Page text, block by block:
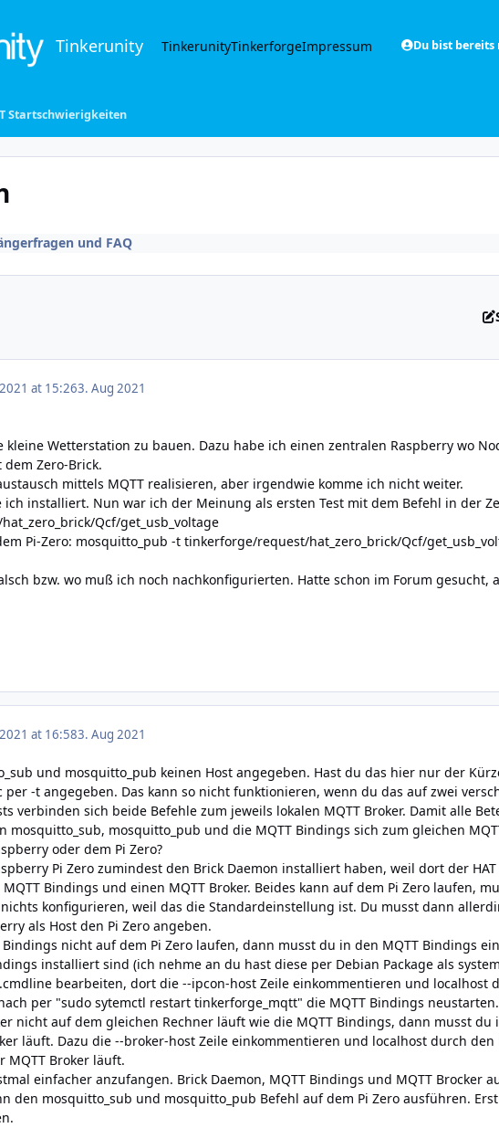
Tinkerunity TinkerunityTinkerforgeImpressum Du bist
Startschwierigkeiten
und FAQ
at 15:263. Aug 2021
Wetterstation zu bauen. Dazu habe ich einen zentralen Raspberry wo
Zero-Brick.
mittels MQTT realisieren, aber irgendwie komme ich nicht weiter.
ich installiert. Nun war ich der Meinung als ersten Test mit dem Befehl in der
Qcf/get_usb_voltage
Pi-Zero: mosquitto_pub -t tinkerforge/request/hat_zero_brick/Qcf/
bzw. wo muß ich noch nachkonfigurierten. Hatte schon im Forum gesucht,
at 16:583. Aug 2021
und mosquitto_pub keinen Host angegeben. Hast du das hier nur der
per -t angegeben. Das kann so nicht funktionieren, wenn du das auf zwei
verbinden sich beide Befehle zum jeweils lokalen MQTT Broker. Damit alle
mosquitto_sub, mosquitto_pub und die MQTT Bindings sich zum gleichen
oder dem Pi Zero?
Pi Zero zumindest den Brick Daemon installiert haben, weil dort der
Bindings und einen MQTT Broker. Beides kann auf dem Pi Zero laufen,
konfigurieren, weil das die Standardeinstellung ist. Du musst dann
als Host den Pi Zero angeben.
nicht auf dem Pi Zero laufen, dann musst du in den MQTT Bindings
installiert sind (ich nehme an du hast diese per Debian Package als
bearbeiten, dort die --ipcon-host Zeile einkommentieren und localhost
per "sudo sytemctl restart tinkerforge_mqtt" die MQTT Bindings neustarten.
nicht auf dem gleichen Rechner läuft wie die MQTT Bindings, dann musst
läuft. Dazu die --broker-host Zeile einkommentieren und localhost durch den
MQTT Broker läuft.
einfacher anzufangen. Brick Daemon, MQTT Bindings und MQTT Brocker
den mosquitto_sub und mosquitto_pub Befehl auf dem Pi Zero ausführen.